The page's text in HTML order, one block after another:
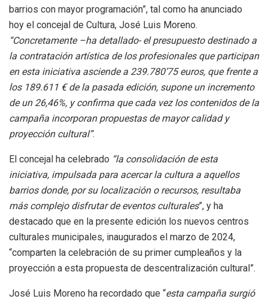
barrios con mayor programación”, tal como ha anunciado
hoy el concejal de Cultura, José Luis Moreno.
“Concretamente –ha detallado- el presupuesto destinado a
la contratación artística de los profesionales que participan
en esta iniciativa asciende a 239.780’75 euros, que frente a
los 189.611 € de la pasada edición, supone un incremento
de un 26,46%, y confirma que cada vez los contenidos de la
campaña incorporan propuestas de mayor calidad y
proyección cultural”.
El concejal ha celebrado “la consolidación de esta
iniciativa, impulsada para acercar la cultura a aquellos
barrios donde, por su localización o recursos, resultaba
más complejo disfrutar de eventos culturales”, y ha
destacado que en la presente edición los nuevos centros
culturales municipales, inaugurados el marzo de 2024,
“comparten la celebración de su primer cumpleaños y la
proyección a esta propuesta de descentralización cultural”.
José Luis Moreno ha recordado que “esta campaña surgió